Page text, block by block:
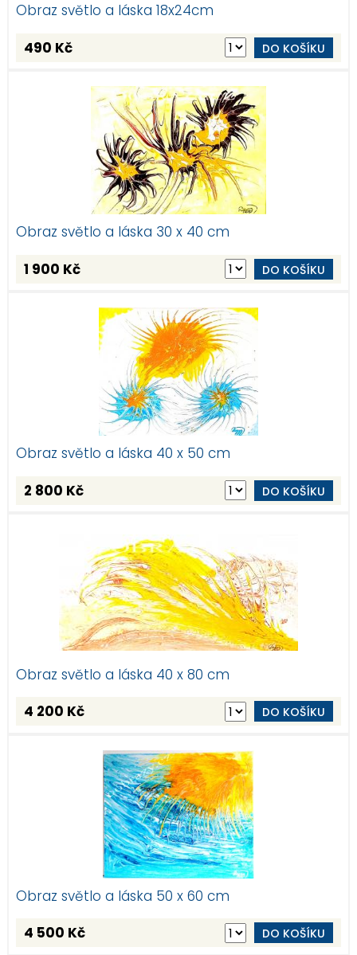
Obraz světlo a láska 18x24cm
490 Kč
DO KOŠÍKU
Obraz světlo a láska 30 x 40 cm
1 900 Kč
DO KOŠÍKU
Obraz světlo a láska 40 x 50 cm
2 800 Kč
DO KOŠÍKU
Obraz světlo a láska 40 x 80 cm
4 200 Kč
DO KOŠÍKU
Obraz světlo a láska 50 x 60 cm
4 500 Kč
DO KOŠÍKU